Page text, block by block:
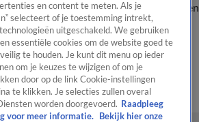
Veelgestelde vragenKijkersvraag insturen
De OranjezomerShopUitzending
en content te meten. Als je
selecteert of je toestemming intrekt,
uitgeschakeld. We gebruiken
essentiële cookies om de website goed te
te houden. Je kunt dit menu op ieder
om je keuzes te wijzigen of om je
door op de link Cookie-instellingen
te klikken. Je selecties zullen overal
worden doorgevoerd. Raadpleeg
voor meer informatie.
Bekijk hier onze